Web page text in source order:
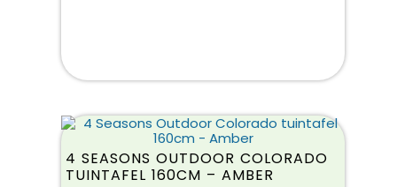
4 SEASONS OUTDOOR COLORADO
TUINTAFEL 160CM – AMBER